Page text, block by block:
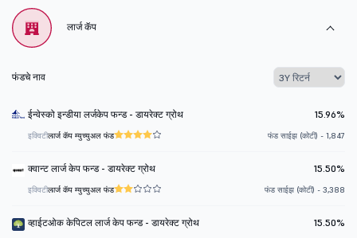
लार्ज कॅप
फंडचे नाव
ईन्वेस्को इन्डीया लर्जकेप फन्ड - डायरेक्ट ग्रोथ 15.96%
इक्विटीलार्ज कॅप म्युच्युअल फंड फंड साईझ (कोटी) - 1,847
क्वान्ट लार्ज केप फन्ड - डायरेक्ट ग्रोथ 15.50%
इक्विटीलार्ज कॅप म्युच्युअल फंड फंड साईझ (कोटी) - 3,388
व्हाईटओक केपिटल लार्ज केप फन्ड - डायरेक्ट ग्रोथ 15.50%